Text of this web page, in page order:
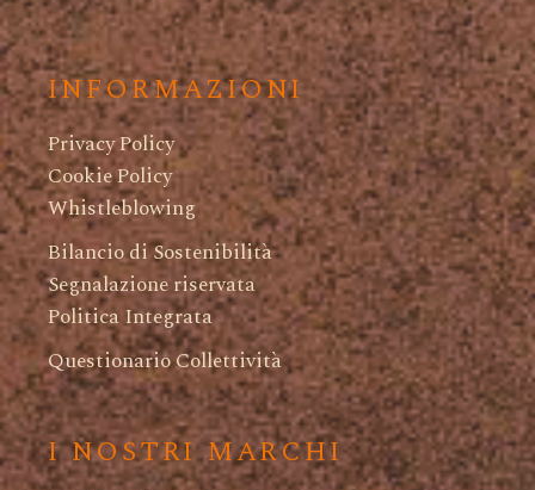
INFORMAZIONI
Privacy Policy
Cookie Policy
Whistleblowing
Bilancio di Sostenibilità
Segnalazione riservata
Politica Integrata
Questionario Collettività
I NOSTRI MARCHI